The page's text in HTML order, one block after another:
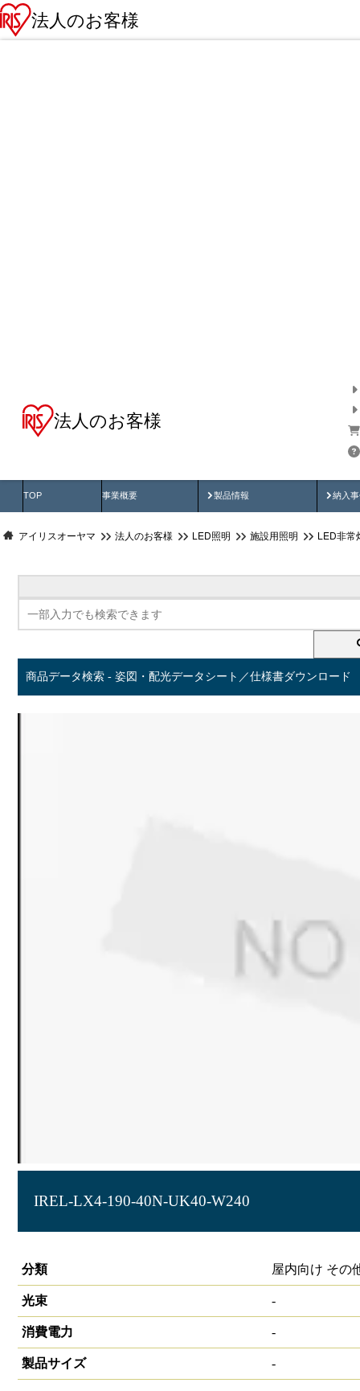
法人のお客様
法人のお客様
TOP 事業概要 製品情報
製品動画 納入
納
アイリスオーヤマ 法人のお客様 LED照明 施設用照明 LED非常
商品データ検索 - 姿図・配光データシート／仕様書ダウンロード
IREL-LX4-190-40N-UK40-W240
分類
屋内向け その
光束 -
消費電力 -
製品サイズ -